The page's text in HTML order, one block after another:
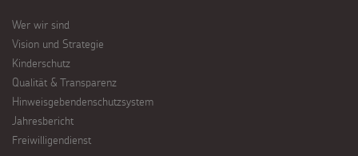
Wer wir sind
Vision und Strategie
Kinderschutz
Qualität & Transparenz
Hinweisgebendenschutzsystem
Jahresbericht
Freiwilligendienst